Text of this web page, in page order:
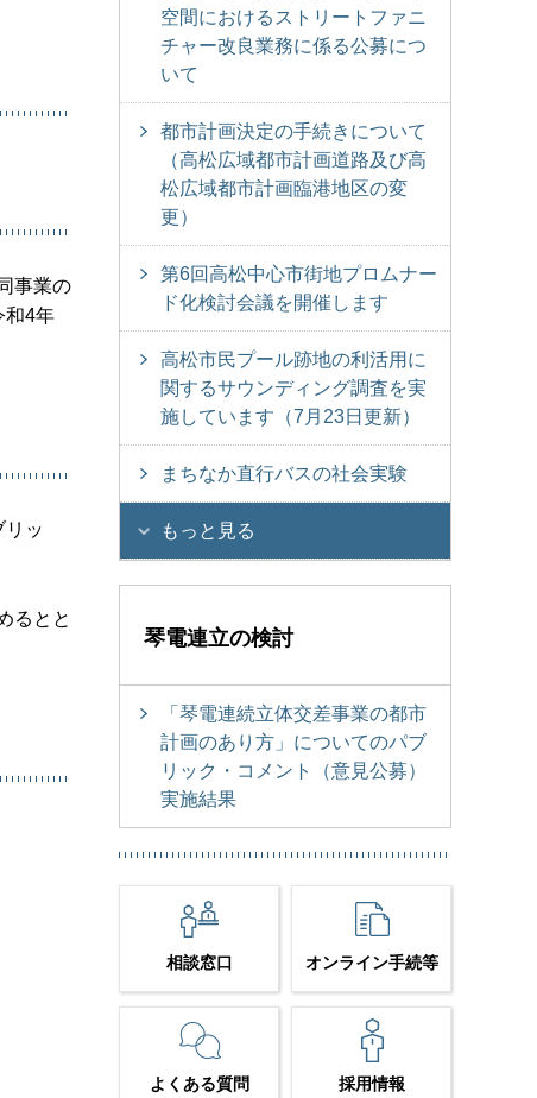
事業の
和4年
ッ
るとと
空間におけるストリートファニ
チャー改良業務に係る公募につ
いて
都市計画決定の手続きについて
（高松広域都市計画道路及び高
松広域都市計画臨港地区の変
更）
第6回高松中心市街地プロムナー
ド化検討会議を開催します
高松市民プール跡地の利活用に
関するサウンディング調査を実
施しています（7月23日更新）
まちなか直行バスの社会実験
もっと見る
琴電連立の検討
「琴電連続立体交差事業の都市
計画のあり方」についてのパブ
リック・コメント（意見公募）
実施結果
相談窓口 オンライン手続等
よくある質問 採用情報